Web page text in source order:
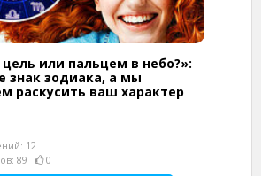
или пальцем в небо?»:
знак зодиака, а мы
раскусить ваш характер
12
89
0